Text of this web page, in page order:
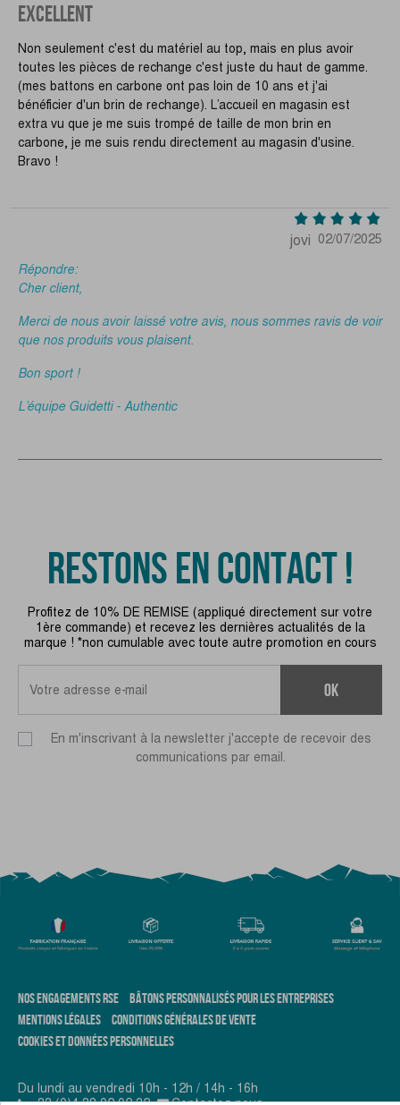
EXCELLENT
Non seulement c'est du matériel au top, mais en plus avoir
toutes les pièces de rechange c'est juste du haut de gamme.
(mes battons en carbone ont pas loin de 10 ans et j'ai
bénéficier d'un brin de rechange). L’accueil en magasin est
extra vu que je me suis trompé de taille de mon brin en
carbone, je me suis rendu directement au magasin d'usine.
Bravo !
jovi 02/07/2025
Répondre:
Cher client,
Merci de nous avoir laissé votre avis, nous sommes ravis de voir
que nos produits vous plaisent.
Bon sport !
L’équipe Guidetti - Authentic
RESTONS EN CONTACT !
Profitez de 10% DE REMISE (appliqué directement sur votre
1ère commande) et recevez les dernières actualités de la
marque ! *non cumulable avec toute autre promotion en cours
ok
En m'inscrivant à la newsletter j'accepte de recevoir des
communications par email.
NOS ENGAGEMENTS RSE
BÂTONS PERSONNALISÉS POUR LES ENTREPRISES
MENTIONS LÉGALES
CONDITIONS GÉNÉRALES DE VENTE
COOKIES ET DONNÉES PERSONNELLES
Du lundi au vendredi 10h - 12h / 14h - 16h